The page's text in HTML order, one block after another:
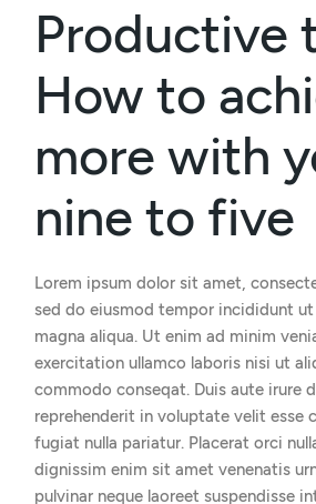
Productive
How to
more with
nine to five
Lorem ipsum dolor sit amet,
sed do eiusmod tempor incididunt
magna aliqua. Ut enim ad minim
exercitation ullamco laboris nisi ut
commodo conseqat. Duis aute irure
reprehenderit in voluptate velit esse
fugiat nulla pariatur. Placerat orci
dignissim enim sit amet venenatis
pulvinar neque laoreet suspendisse